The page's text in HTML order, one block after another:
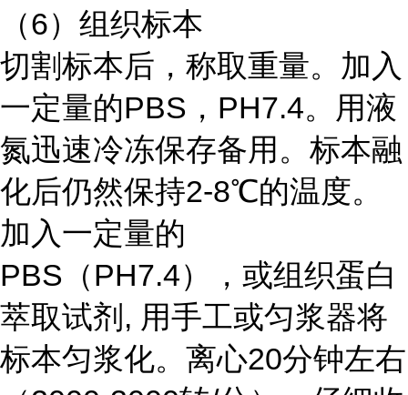
（6）组织标本
切割标本后，称取重量。加入
一定量的PBS，PH7.4。用液
氮迅速冷冻保存备用。标本融
化后仍然保持2-8℃的温度。
加入一定量的
PBS（PH7.4），或组织蛋白
萃取试剂, 用手工或匀浆器将
标本匀浆化。离心20分钟左右